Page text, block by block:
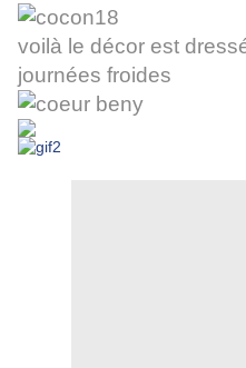
voilà le décor est
journées froides